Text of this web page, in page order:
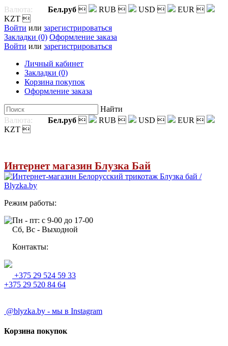
Валюта: Бел.руб  RUB  USD  EUR 
KZT 
Войти или зарегистрироваться
Закладки (0) Оформление заказа
Войти или зарегистрироваться
Личный кабинет
Закладки (0)
Корзина покупок
Оформление заказа
Найти
Валюта:
Бел.руб  RUB  USD  EUR 
KZT 
Интернет магазин Блузка Бай
Режим работы:
Пн - пт: с 9-00 до 17-00
Сб, Вс - Выходной
Контакты:
+375 29 524 59 33
+375 29 520 84 64
@blyzka.by - мы в Instagram
Корзина покупок